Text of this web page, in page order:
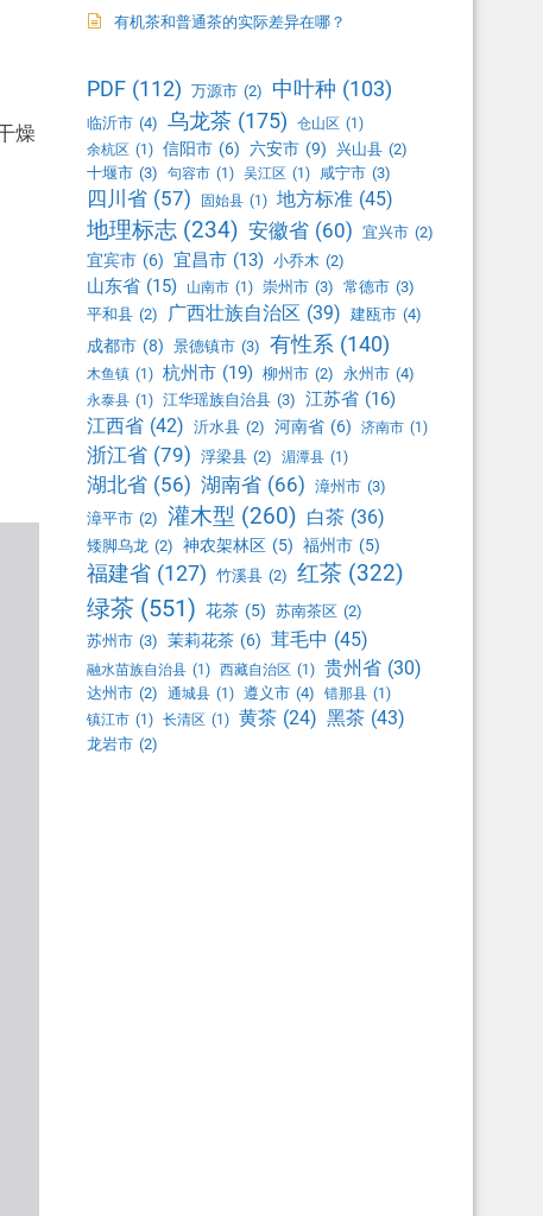
燥
有机茶和普通茶的实际差异在哪？
PDF (112) 万源市 (2) 中叶种 (103)
临沂市 (4) 乌龙茶 (175) 仓山区 (1)
余杭区 (1) 信阳市 (6) 六安市 (9) 兴山县 (2)
十堰市 (3) 句容市 (1) 吴江区 (1) 咸宁市 (3)
四川省 (57) 固始县 (1) 地方标准 (45)
地理标志 (234) 安徽省 (60) 宜兴市 (2)
宜宾市 (6) 宜昌市 (13) 小乔木 (2)
山东省 (15) 山南市 (1) 崇州市 (3) 常德市 (3)
平和县 (2) 广西壮族自治区 (39) 建瓯市 (4)
成都市 (8) 景德镇市 (3) 有性系 (140)
木鱼镇 (1) 杭州市 (19) 柳州市 (2) 永州市 (4)
永泰县 (1) 江华瑶族自治县 (3) 江苏省 (16)
江西省 (42) 沂水县 (2) 河南省 (6) 济南市 (1)
浙江省 (79) 浮梁县 (2) 湄潭县 (1)
湖北省 (56) 湖南省 (66) 漳州市 (3)
漳平市 (2) 灌木型 (260) 白茶 (36)
矮脚乌龙 (2) 神农架林区 (5) 福州市 (5)
福建省 (127) 竹溪县 (2) 红茶 (322)
绿茶 (551) 花茶 (5) 苏南茶区 (2)
苏州市 (3) 茉莉花茶 (6) 茸毛中 (45)
融水苗族自治县 (1) 西藏自治区 (1) 贵州省 (30)
达州市 (2) 通城县 (1) 遵义市 (4) 错那县 (1)
镇江市 (1) 长清区 (1) 黄茶 (24) 黑茶 (43)
龙岩市 (2)